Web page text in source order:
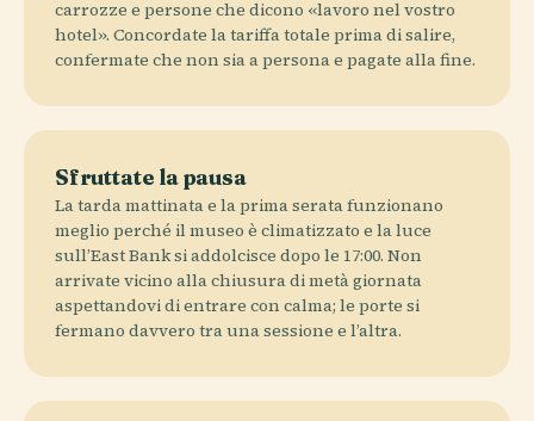
carrozze e persone che dicono «lavoro nel vostro
hotel». Concordate la tariffa totale prima di salire,
confermate che non sia a persona e pagate alla fine.
Sfruttate la pausa
La tarda mattinata e la prima serata funzionano
meglio perché il museo è climatizzato e la luce
sull’East Bank si addolcisce dopo le 17:00. Non
arrivate vicino alla chiusura di metà giornata
aspettandovi di entrare con calma; le porte si
fermano davvero tra una sessione e l’altra.